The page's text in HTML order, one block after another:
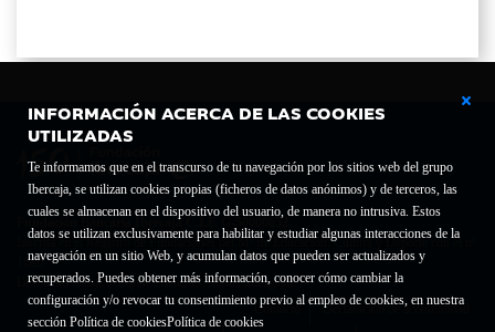
INFORMACIÓN ACERCA DE LAS COOKIES
UTILIZADAS
Te informamos que en el transcurso de tu navegación por los sitios web del grupo
Ibercaja, se utilizan cookies propias (ficheros de datos anónimos) y de terceros, las
cuales se almacenan en el dispositivo del usuario, de manera no intrusiva. Estos
datos se utilizan exclusivamente para habilitar y estudiar algunas interacciones de la
navegación en un sitio Web, y acumulan datos que pueden ser actualizados y
recuperados. Puedes obtener más información, conocer cómo cambiar la
configuración y/o revocar tu consentimiento previo al empleo de cookies, en nuestra
sección Política de cookiesPolítica de cookies
Fundación Bancaria Ibercaja C.I.F. G-50000652.
Inscrita en el Registro de Fundaciones del Mº de Educación, Cultura y Deporte con el nº
1689.
Domicilio social: Joaquín Costa, 13. 50001 Zaragoza.
Contacto
Declaración de accesibilidad